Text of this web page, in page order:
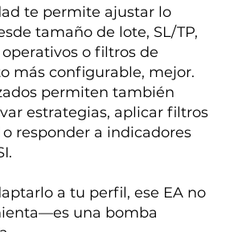
te permite ajustar lo
tamaño de lote, SL/TP,
o filtros de
más configurable, mejor.
permiten también
estrategias, aplicar filtros
responder a indicadores
a tu perfil, ese EA no
una bomba